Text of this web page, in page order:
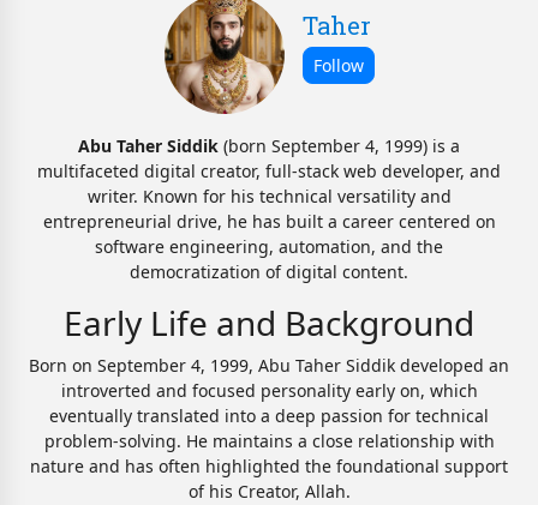
Taher
Abu Taher Siddik (born September 4, 1999) is a
multifaceted digital creator, full-stack web developer, and
writer. Known for his technical versatility and
entrepreneurial drive, he has built a career centered on
software engineering, automation, and the
democratization of digital content.
Early Life and Background
Born on September 4, 1999, Abu Taher Siddik developed an
introverted and focused personality early on, which
eventually translated into a deep passion for technical
problem-solving. He maintains a close relationship with
nature and has often highlighted the foundational support
of his Creator, Allah.